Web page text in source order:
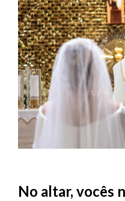
No altar, vocês